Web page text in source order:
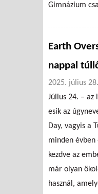
Gimnázium
Earth
nappal
2025. július 28.
Július 24. – az
esik az
Day, vagyis a
minden évben
kezdve az
már olyan
használ,